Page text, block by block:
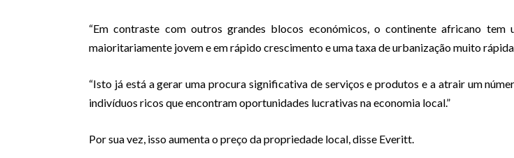
“Em contraste com outros grandes blocos económicos, o continente africano tem
maioritariamente jovem e em rápido crescimento e uma taxa de urbanização muito
“Isto já está a gerar uma procura significativa de serviços e produtos e a atrair um
indivíduos ricos que encontram oportunidades lucrativas na economia local.”
Por sua vez, isso aumenta o preço da propriedade local, disse Everitt.